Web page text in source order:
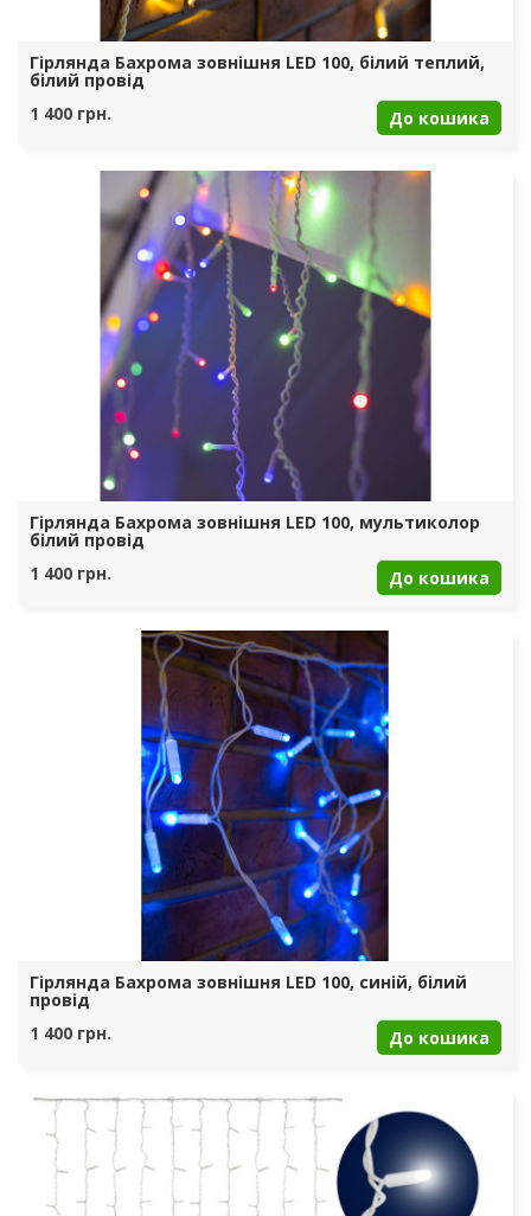
Гірлянда Бахрома зовнішня LED 100, білий теплий,
білий провід
1 400 грн.
До кошика
Гірлянда Бахрома зовнішня LED 100, мультиколор
білий провід
1 400 грн.
До кошика
Гірлянда Бахрома зовнішня LED 100, синій, білий
провід
1 400 грн.
До кошика